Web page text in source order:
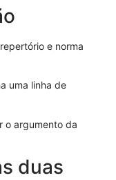
e norma
uma linha de
o argumento da
duas